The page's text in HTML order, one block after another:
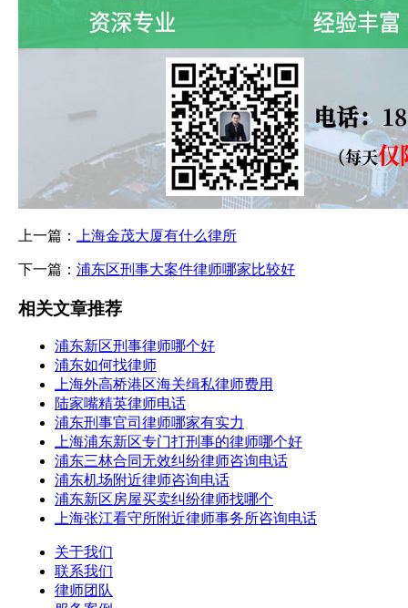
上一篇： 上海金茂大厦有什么律所
下一篇： 浦东区刑事大案件律师哪家比较好
相关文章推荐
浦东新区刑事律师哪个好
浦东如何找律师
上海外高桥港区海关缉私律师费用
陆家嘴精英律师电话
浦东刑事官司律师哪家有实力
上海浦东新区专门打刑事的律师哪个好
浦东三林合同无效纠纷律师咨询电话
浦东机场附近律师咨询电话
浦东新区房屋买卖纠纷律师找哪个
上海张江看守所附近律师事务所咨询电话
关于我们
联系我们
律师团队